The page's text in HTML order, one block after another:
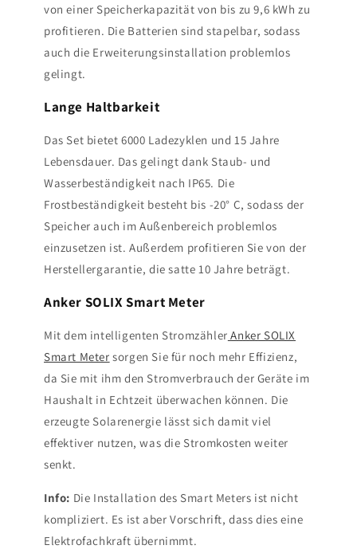
von einer Speicherkapazität von bis zu 9,6 kWh zu
profitieren. Die Batterien sind stapelbar, sodass
auch die Erweiterungsinstallation problemlos
gelingt.
Lange Haltbarkeit
Das Set bietet 6000 Ladezyklen und 15 Jahre
Lebensdauer. Das gelingt dank Staub- und
Wasserbeständigkeit nach IP65. Die
Frostbeständigkeit besteht bis -20° C, sodass der
Speicher auch im Außenbereich problemlos
einzusetzen ist. Außerdem profitieren Sie von der
Herstellergarantie, die satte 10 Jahre beträgt.
Anker SOLIX Smart Meter
Mit dem intelligenten Stromzähler Anker SOLIX
Smart Meter sorgen Sie für noch mehr Effizienz,
da Sie mit ihm den Stromverbrauch der Geräte im
Haushalt in Echtzeit überwachen können. Die
erzeugte Solarenergie lässt sich damit viel
effektiver nutzen, was die Stromkosten weiter
senkt.
Info: Die Installation des Smart Meters ist nicht
kompliziert. Es ist aber Vorschrift, dass dies eine
Elektrofachkraft übernimmt.